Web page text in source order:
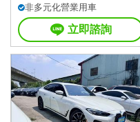
非多元化營業用車
立即諮詢